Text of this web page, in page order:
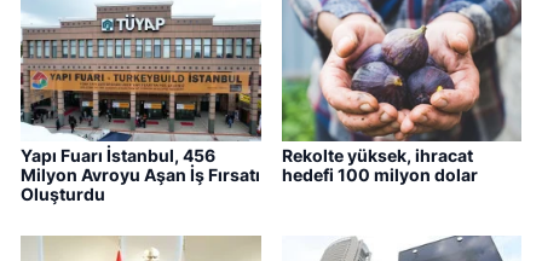
Yapı Fuarı İstanbul, 456
Milyon Avroyu Aşan İş Fırsatı
Oluşturdu
Rekolte yüksek, ihracat
hedefi 100 milyon dolar